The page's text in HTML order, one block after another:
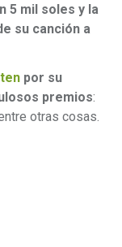
5 mil soles y la
su canción a
por su
premios:
otras cosas.